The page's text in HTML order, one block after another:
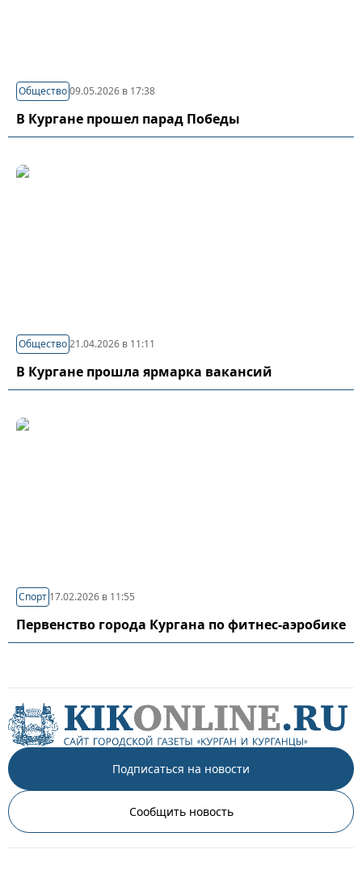
Общество09.05.2026 в 17:38
В Кургане прошел парад Победы
Общество21.04.2026 в 11:11
В Кургане прошла ярмарка вакансий
Спорт 17.02.2026 в 11:55
Первенство города Кургана по фитнес-аэробике
Подписаться на новости
Сообщить новость